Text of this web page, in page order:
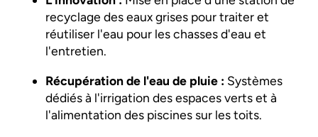
recyclage des eaux grises pour traiter et
réutiliser l'eau pour les chasses d'eau et
l'entretien.
Récupération de l'eau de pluie : Systèmes
dédiés à l'irrigation des espaces verts et à
l'alimentation des piscines sur les toits.